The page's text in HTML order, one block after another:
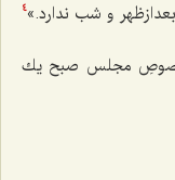
و شب ندارد.»4
خصوصِ مجلس صبح یك